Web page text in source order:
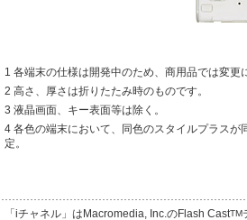
1 各端末の仕様は開発中のため、商用品では変更
2 高さ、厚さは折りたたみ時のものです。
3 液晶画面、キー表面等は除く。
4 各色の端末において、同色のスタイルプラス
定。
「iチャネル」はMacromedia, Inc.のFlash CastTM